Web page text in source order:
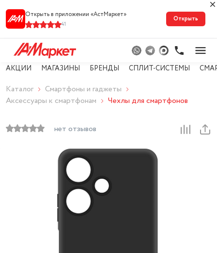
Открыть в приложении «АстМарке‪т‬»
41
Открыть
АКЦИИ МАГАЗИНЫ БРЕНДЫ СПЛИТ-СИСТЕМЫ
Каталог
Смартфоны и гаджеты
Аксессуары к смартфонам
Чехлы для смартфонов
нет отзывов